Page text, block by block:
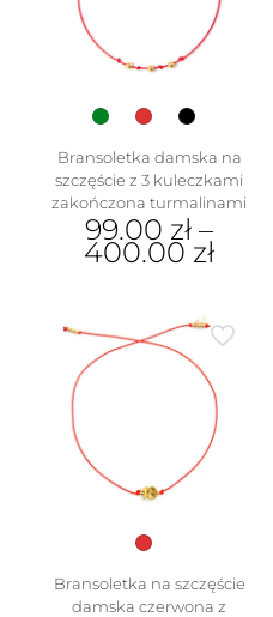
Bransoletka damska na
szczęście z 3 kuleczkami
zakończona turmalinami
99.00 zł –
400.00 zł
ma
wiele
wariantów.
stronie
Bransoletka na szczęście
damska czerwona z